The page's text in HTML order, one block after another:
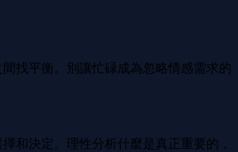
找平衡。別讓忙碌成為忽略情感需求的
和決定。理性分析什麼是真正重要的，